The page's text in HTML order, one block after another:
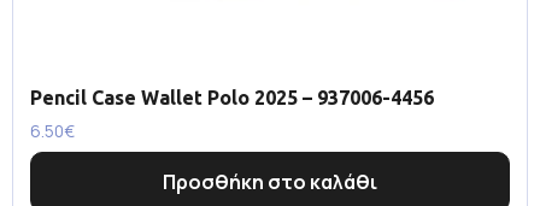
Pencil Case Wallet Polo 2025 – 937006-4456
6.50€
Προσθήκη στο καλάθι